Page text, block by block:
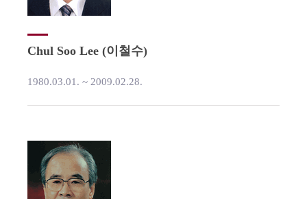
Chul Soo Lee (이철수)
1980.03.01. ~ 2009.02.28.